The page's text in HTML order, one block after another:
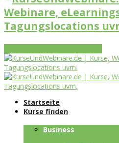
Startseite
Kurse finden
Business